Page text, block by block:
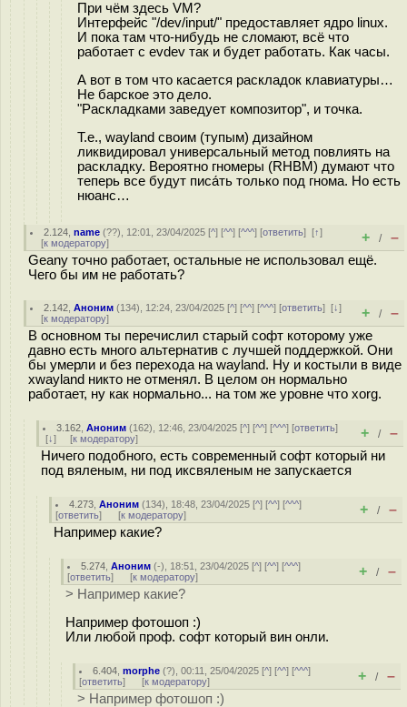
При чём здесь VM?
Интерфейс "/dev/input/" предоставляет ядро linux.
И пока там что-нибудь не сломают, всё что
работает с evdev так и будет работать. Как часы.
А вот в том что касается раскладок клавиатуры…
Не барское это дело.
"Раскладками заведует композитор", и точка.
Т.е., wayland своим (тупым) дизайном
ликвидировал универсальный метод повлиять на
раскладку. Вероятно гномеры (RHBM) думают что
теперь все будут писа́ть только под гнома. Но есть
нюанс…
2.124 ,name (??), 12:01, 23/04/2025 [^] [^^] [^^^] [ответить][↑]
[к модератору] + / –
Geany точно работает, остальные не использовал ещё.
Чего бы им не работать?
2.142 ,Аноним (134), 12:24, 23/04/2025 [^] [^^] [^^^] [ответить][↓]
[к модератору] + / –
В основном ты перечислил старый софт которому уже
давно есть много альтернатив с лучшей поддержкой. Они
бы умерли и без перехода на wayland. Ну и костыли в виде
xwayland никто не отменял. В целом он нормально
работает, ну как нормально... на том же уровне что xorg.
3.162 ,Аноним (162), 12:46, 23/04/2025 [^] [^^] [^^^] [ответить]
[↓] [к модератору] + / –
Ничего подобного, есть современный софт который ни
под вяленым, ни под иксвяленым не запускается
4.273 ,Аноним (134), 18:48, 23/04/2025 [^] [^^] [^^^]
[ответить] [к модератору] + / –
Например какие?
5.274 ,Аноним (-), 18:51, 23/04/2025 [^] [^^] [^^^]
[ответить] [к модератору] + / –
> Например какие?
Например фотошоп :)
Или любой проф. софт который вин онли.
6.404 ,morphe (?), 00:11, 25/04/2025 [^] [^^] [^^^]
[ответить] [к модератору] + / –
> Например фотошоп :)